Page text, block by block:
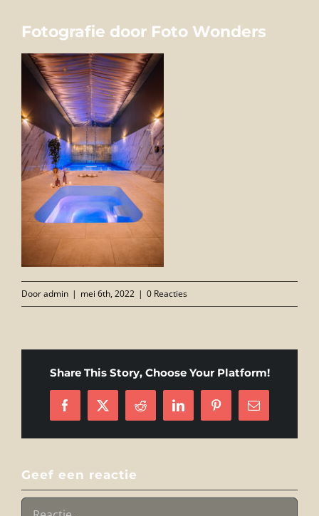
FOTO’S
INFO
OPENINGSTIJDEN
GIFTCARD
CONTACT
Fotografie door Foto Wonders
Dooradmin | mei 6th, 2022 | 0 Reacties
Share This Story, Choose Your Platform!
Facebook
X Reddit LinkedInPinterest
E-
mail
Geef een reactie
Reactie